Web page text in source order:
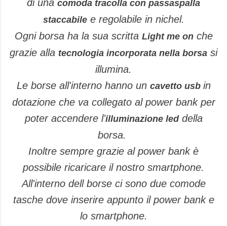
di una comoda tracolla con passaspalla
staccabilee regolabile in nichel.
Ogni borsa ha la sua scritta Light me onche
grazie alla tecnologia incorporata nella borsa si
illumina.
Le borse all'interno hanno un cavetto usb in
dotazione che va collegato al power bank per
poter accendere l'illuminazione leddella
borsa.
Inoltre sempre grazie al power bank è
possibile ricaricare il nostro smartphone.
All'interno dell borse ci sono due comode
tasche dove inserire appunto il power bank e
lo smartphone.